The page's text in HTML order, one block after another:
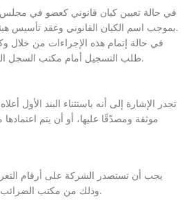
بموجب اسم الكيان القانوني وعقد تأسيس هيئة مجلس إدارة الكيان القانوني في نفس القرار أو في قرار منفصل حرصًا على جلاء المعنى.
طلب التسجيل أمام مكتب السجل التجاري المختص وغيره من الجهات الرسمية الأخرى لمباشرة إجراءات تقديم الطلب (إن وُجد).
تجدر الإشارة إلى أنه باستثناء البند الأول
موثقة ومصدّقًا عليها، أو أن يتم
يجب أن تستصدر الشركة على أرقام
وذلك من مكتب الضرائب المختص. ويكون هذا الرقم ضروريًا لفتح حساب مصرفي لإيداع رأس مال الشركة المقرر تأسيسها.